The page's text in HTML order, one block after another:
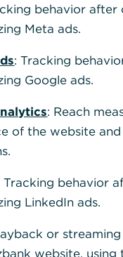
zu regeln?
Krankheit oder
kann dieser die
wenn Sie zuvor
werden können
behavior after
Meta ads.
: Tracking
Google ads.
: Reach
of the website
Tracking behavior
LinkedIn ads.
or
website,